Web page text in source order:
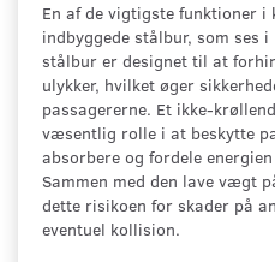
En af de vigtigste funktioner i
indbyggede stålbur, som ses
stålbur er designet til at
ulykker, hvilket øger
passagererne. Et ikke-
væsentlig rolle i at beskytte
absorbere og fordele
Sammen med den lave vægt
dette risikoen for skader på
eventuel kollision.